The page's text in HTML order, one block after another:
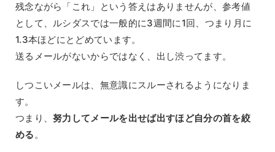
残念ながら「これ」という答えはありませんが、参考値
として、ルシダスでは一般的に3週間に1回、つまり月に
1.3本ほどにとどめています。
送るメールがないからではなく、出し渋ってます。
しつこいメールは、無意識にスルーされるようになりま
す。
つまり、努力してメールを出せば出すほど自分の首を絞
める。